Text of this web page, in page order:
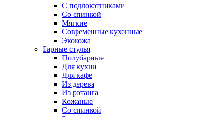
С подлокотниками
Со спинкой
Мягкие
Современные кухонные
Экокожа
Барные стулья
Полубарные
Для кухни
Для кафе
Из дерева
Из ротанга
Кожаные
Со спинкой